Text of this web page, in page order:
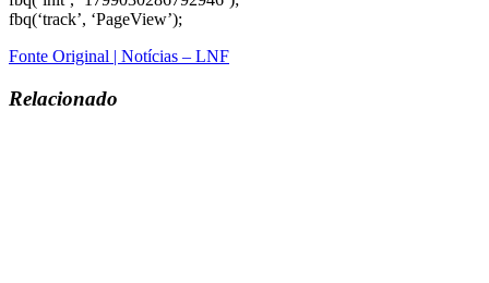
fbq(‘track’, ‘PageView’);
Fonte Original | Notícias – LNF
Relacionado